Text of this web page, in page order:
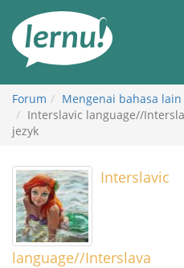
daftar
Forum
Mengenai bahasa lain
Interslavic language//
jezyk
Interslavic
language//Interslava